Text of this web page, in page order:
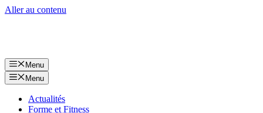
Aller au contenu
Menu
Menu
Actualités
Forme et Fitness